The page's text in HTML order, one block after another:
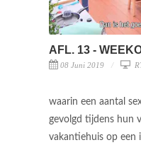
AFL. 13 -
08 Juni 2019
waarin een aantal
gevolgd tijdens hun
vakantiehuis op een